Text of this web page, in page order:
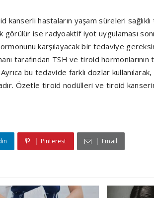
hastaların yaşam süreleri
ise radyoaktif iyot uygulaması
karşılayacak bir tedaviye
tarafından TSH ve tiroid
bu tedavide farklı dozlar
Özetle tiroid nodülleri ve tiroid
Pinterest Email